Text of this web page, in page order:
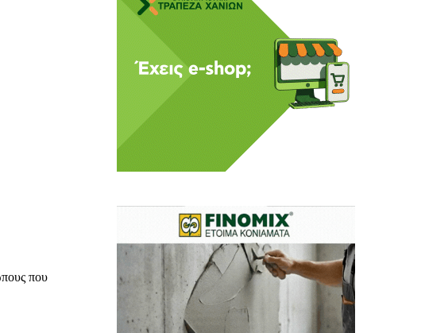
δωρεάν. Η ενημέρωση πρέπει να
μας.
που